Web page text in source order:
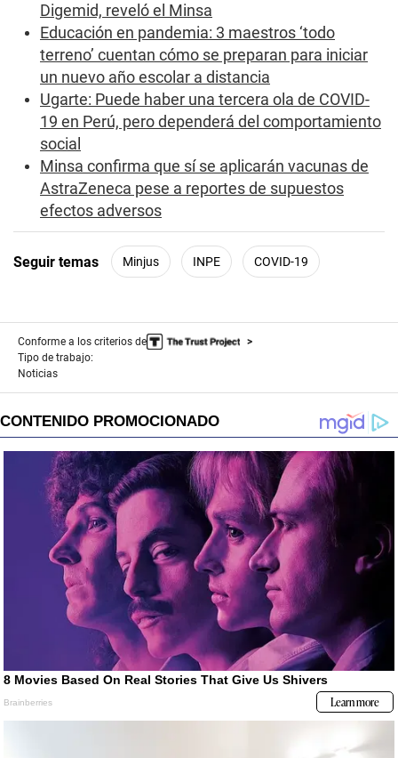
Digemid, reveló el Minsa
Educación en pandemia: 3 maestros ‘todo
terreno’ cuentan cómo se preparan para iniciar
un nuevo año escolar a distancia
Ugarte: Puede haber una tercera ola de COVID-
19 en Perú, pero dependerá del comportamiento
social
Minsa confirma que sí se aplicarán vacunas de
AstraZeneca pese a reportes de supuestos
efectos adversos
Seguir temas Minjus INPE COVID-19
Conforme a los criterios de
Tipo de trabajo:
Noticias